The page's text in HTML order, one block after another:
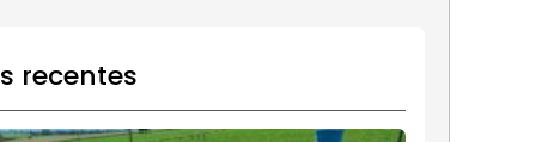
recentes